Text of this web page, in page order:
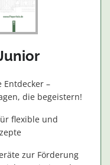
–
die begeistern!
flexible und
zur Förderung